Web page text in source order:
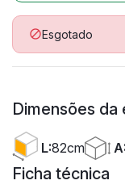
Esgotado
Dimensões da
L:82cm A:
Ficha técnica